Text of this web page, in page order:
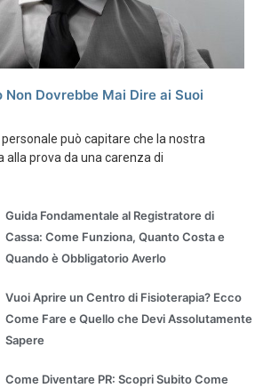
Non Dovrebbe Mai Dire ai Suoi
può capitare che la nostra
alla prova da una carenza di
Guida Fondamentale al Registratore di
Cassa: Come Funziona, Quanto Costa e
Quando è Obbligatorio Averlo
Vuoi Aprire un Centro di Fisioterapia? Ecco
Come Fare e Quello che Devi Assolutamente
Sapere
Come Diventare PR: Scopri Subito Come